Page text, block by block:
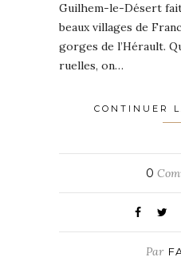
Guilhem-le-Désert
beaux villages de
gorges de l’Hérault.
ruelles, on…
CONTINUER
0
Par